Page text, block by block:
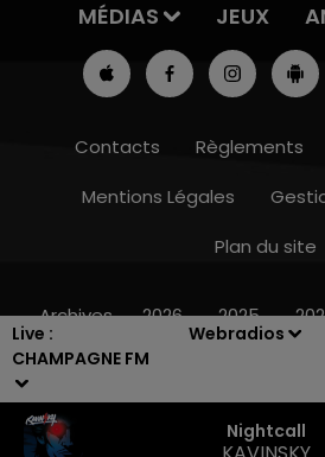
Live :
CHAMPAGNE FM
Webradios
Nightcall
11h00 - 16h00
MÉDIAS
JEUX
Contacts Règlements
Mentions Légales
Plan du site
Archives 2026 2025